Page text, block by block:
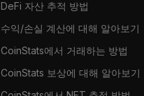
DeFi 자산 추적 방법
수익/손실 계산에 대해 알아보기
CoinStats에서 거래하는 방법
CoinStats 보상에 대해 알아보기